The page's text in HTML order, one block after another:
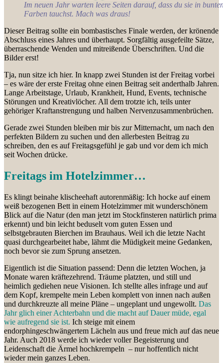
Im neuen Jahr warten leere Seiten darauf, dass du sie in
Farben tauchst. Mach was draus!
Dieser Beitrag sollte ein bombastisches Finale werden, der krönende
Abschluss eines Jahres und überhaupt. Sorgfältig ausgefeilte Sätze,
überraschende Wenden und mitreißende Überschriften. Und die
Bilder erst!
Tja, nun sitze ich hier. In knapp zwei Stunden ist der Freitag vorbei
– es wäre der erste Freitag ohne einen Beitrag seit anderthalb Jahren.
Lange Arbeitstage, Urlaub, Krankheit, Hund, Events, technische
Störungen und Kreativlöcher. All dem trotzte ich, teils unter
gehöriger Kraftanstrengung und halben Nervenzusammenbrüchen.
Gerade zwei Stunden bleiben mir bis zur Mitternacht, um nach den
perfekten Bildern zu suchen und den allerbesten Beitrag zu
schreiben, den es auf Freitagsgefühl je gab und vor dem ich mich
seit Wochen drücke.
Freitags im Hotelzimmer…
Es klingt beinahe klischeehaft autorenmäßig: Ich hocke auf einem
weiß bezogenen Bett in einem Hotelzimmer mit wunderschönem
Blick auf die Natur (den man jetzt im Stockfinsteren natürlich prima
erkennt) und bin leicht beduselt vom guten Essen und
selbstgebrauten Bierchen im Brauhaus. Weil ich die letzte Nacht
quasi durchgearbeitet habe, lähmt die Müdigkeit meine Gedanken,
noch bevor sie zum Sprung ansetzen.
Eigentlich ist die Situation passend: Denn die letzten Wochen, ja
Monate waren kräftezehrend. Träume platzten, und still und
heimlich gediehen neue Visionen. Ich stellte alles infrage und auf
dem Kopf, krempelte mein Leben komplett von innen nach außen
und durchkreuzte all meine Pläne – ungeplant und ungewollt. Das
Jahr glich einer Achterbahn und die macht auf Dauer müde, egal
wie aufregend sie ist. Ich steige mit einem
endorphingeschwängertem Lächeln aus und freue mich auf das neue
Jahr. Auch 2018 werde ich wieder voller Begeisterung und
Leidenschaft die Ärmel hochkrempeln – nur hoffentlich nicht
wieder mein ganzes Leben.